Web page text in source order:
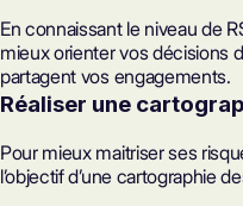
En connaissant le niveau de
mieux orienter vos décisions
partagent vos engagements.
Réaliser une
Pour mieux maitriser ses
l’objectif d’une cartographie